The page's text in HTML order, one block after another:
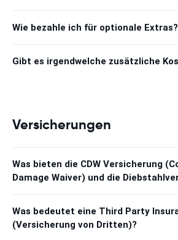
Wie bezahle ich für optionale Extras?
Gibt es irgendwelche zusätzliche
Versicherungen
Was bieten die CDW Versicherung
Damage Waiver) und die
Was bedeutet eine Third Party
(Versicherung von Dritten)?